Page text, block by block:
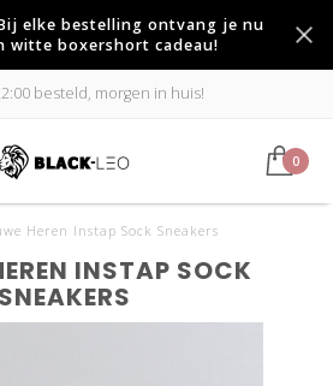
elke bestelling ontvang je nu
witte boxershort cadeau!
besteld, morgen in huis!
0
Heren Instap Sock Sneakers
INSTAP SOCK
SNEAKERS